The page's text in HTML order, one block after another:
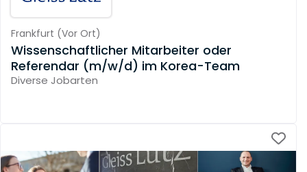
Frankfurt (Vor Ort)
Wissenschaftlicher Mitarbeiter oder
Referendar (m/w/d) im Korea-Team
Diverse Jobarten